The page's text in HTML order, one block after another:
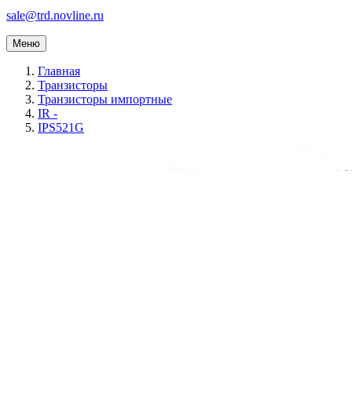
sale@trd.novline.ru
Меню
Главная
Транзисторы
Транзисторы импортные
IR -
IPS521G